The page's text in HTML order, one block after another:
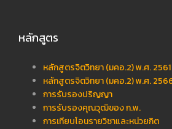
หลักสูตร
หลักสูตรจิตวิทยา (มคอ.2) พ.ศ. 2561
หลักสูตรจิตวิทยา (มคอ.2) พ.ศ.
การรับรองปริญญา
การรับรองคุณวุฒิของ ก.พ.
การเทียบโอนรายวิชาและหน่วยกิต